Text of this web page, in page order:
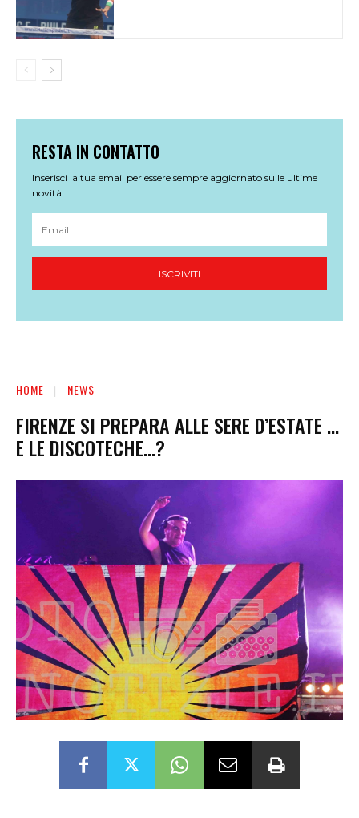
RESTA IN CONTATTO
Inserisci la tua email per essere sempre aggiornato sulle ultime
novità!
ISCRIVITI